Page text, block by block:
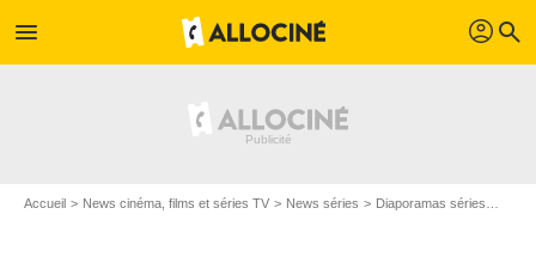
menu profil search
Accueil News cinéma, films et séries TV News séries Diaporamas séries